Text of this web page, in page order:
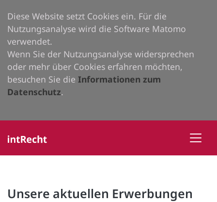
Diese Website setzt Cookies ein. Für die
Nutzungsanalyse wird die Software Matomo
verwendet.
Wenn Sie der Nutzungsanalyse widersprechen
oder mehr über Cookies erfahren möchten,
besuchen Sie die Informationen zum
Datenschutz.
Unsere aktuellen Erwerbungen